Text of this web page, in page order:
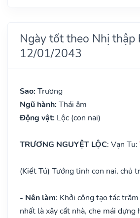
Ngày tốt theo Nhị thập
12/01/2043
Sao: Trương
Ngũ hành: Thái âm
Động vật: Lộc (con nai)
TRƯƠNG NGUYỆT LỘC: Vạn Tu:
(Kiết Tú) Tướng tinh con nai, chủ
- Nên làm: Khởi công tạo tác
nhất là xây cất nhà, che mái dựng